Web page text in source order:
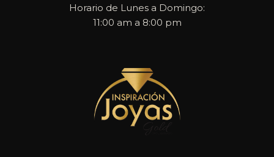
Horario de Lunes a Domingo:
11:00 am a 8:00 pm